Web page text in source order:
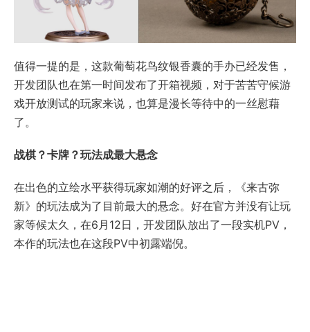
值得一提的是，这款葡萄花鸟纹银香囊的手办已经发售，
开发团队也在第一时间发布了开箱视频，对于苦苦守候游
戏开放测试的玩家来说，也算是漫长等待中的一丝慰藉
了。
战棋？卡牌？玩法成最大悬念
在出色的立绘水平获得玩家如潮的好评之后，《来古弥
新》的玩法成为了目前最大的悬念。好在官方并没有让玩
家等候太久，在6月12日，开发团队放出了一段实机PV，
本作的玩法也在这段PV中初露端倪。